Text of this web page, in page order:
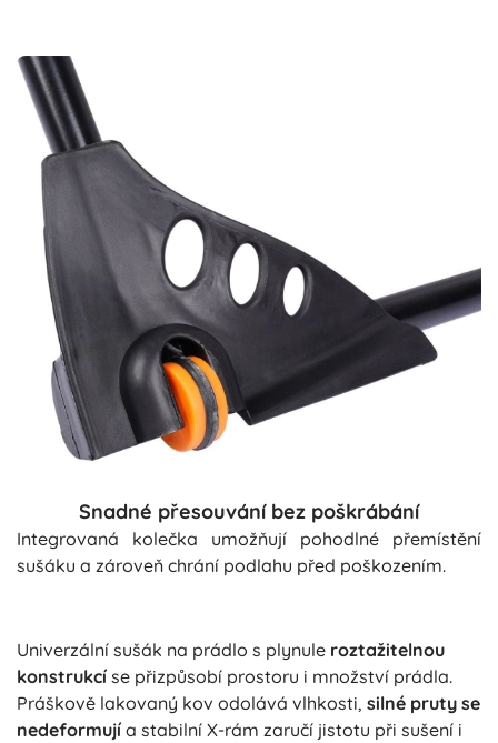
Snadné přesouvání bez poškrábání
Integrovaná kolečka umožňují pohodlné přemístění
sušáku a zároveň chrání podlahu před poškozením.
Univerzální sušák na prádlo s plynule roztažitelnou
konstrukcí se přizpůsobí prostoru i množství prádla.
Práškově lakovaný kov odolává vlhkosti, silné pruty se
nedeformují a stabilní X-rám zaručí jistotu při sušení i